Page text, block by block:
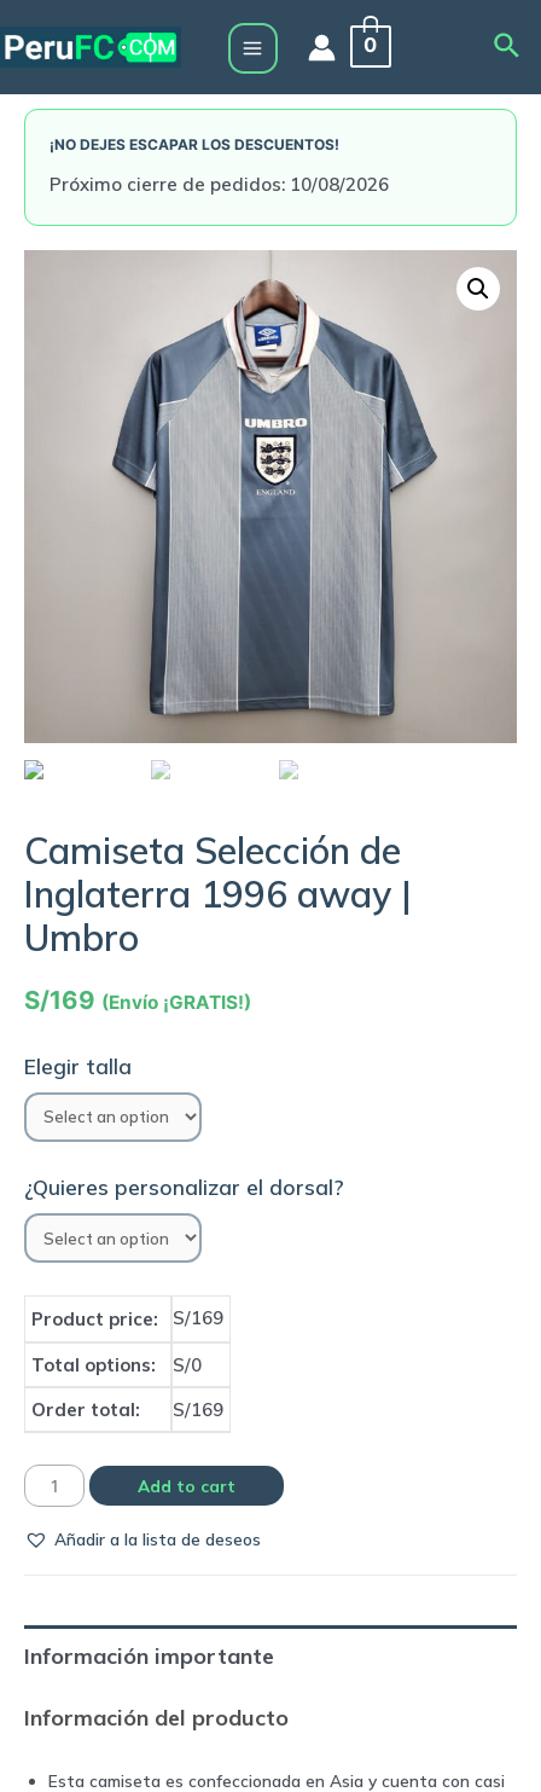
to
Main
Menu
0
¡NO DEJES ESCAPAR LOS DESCUENTOS!
Próximo cierre de pedidos: 10/08/2026
Camiseta Selección de
Inglaterra 1996 away |
Umbro
S/169 (Envío ¡GRATIS!)
Elegir talla
¿Quieres personalizar el dorsal?
Product price: S/169
Total options:
S/0
Order total:
S/169
Camiseta
de
away
|
quantity
Add to cart
Añadir a la lista de deseos
Información importante
Información del producto
Esta camiseta es confeccionada en Asia y cuenta con casi